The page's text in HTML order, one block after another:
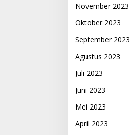
November 2023
Oktober 2023
September 2023
Agustus 2023
Juli 2023
Juni 2023
Mei 2023
April 2023